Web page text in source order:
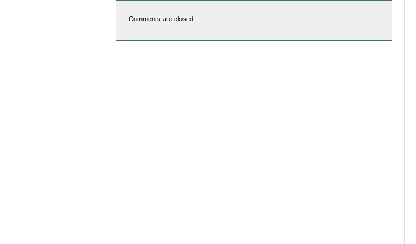
Comments are closed.